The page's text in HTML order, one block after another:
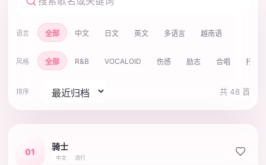
语言 全部 中文 日文 英文 多语言 越南语
风格 全部 R&B VOCALOID 伤感 励志 合唱 抒情
排序 共 48 首
01
骑士
中文 流行